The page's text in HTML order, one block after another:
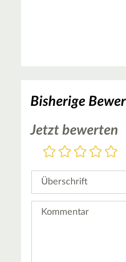
Bisherige
Jetzt bewerten
5
4
3
2
1
Überschrift